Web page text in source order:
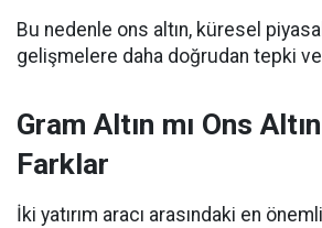
Bu nedenle ons altın, küresel
gelişmelere daha doğrudan tepki
Gram Altın mı Ons
Farklar
İki yatırım aracı arasındaki en